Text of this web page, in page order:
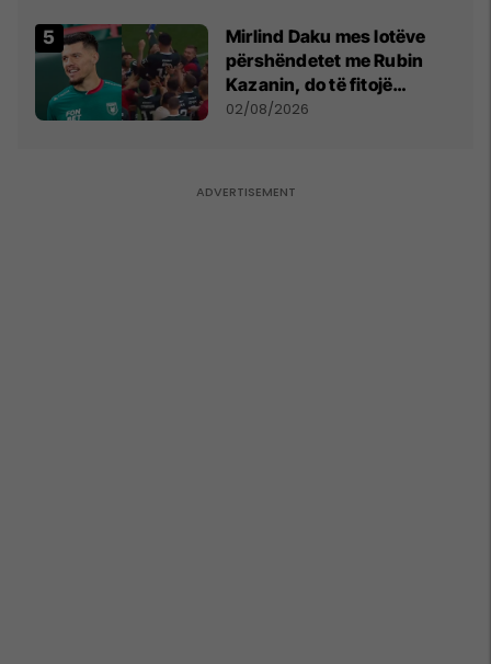
Mirlind Daku mes lotëve
përshëndetet me Rubin
Kazanin, do të fitojë
miliona te Spartak Moska
02/08/2026